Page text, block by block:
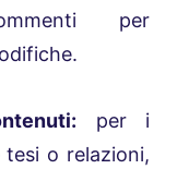
per
per i
o relazioni,